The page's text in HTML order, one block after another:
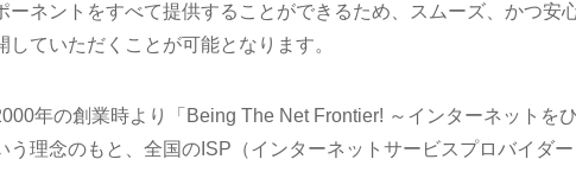
ーネントをすべて提供することができるため、スムーズ、かつ安
ていただくことが可能となります。
年の創業時より「Being The Net Frontier! ～インターネットを
う理念のもと、全国のISP（インターネットサービスプロバイダ